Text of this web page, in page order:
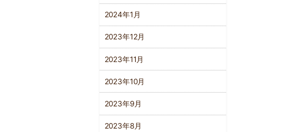
2024年1月
2023年12月
2023年11月
2023年10月
2023年9月
2023年8月